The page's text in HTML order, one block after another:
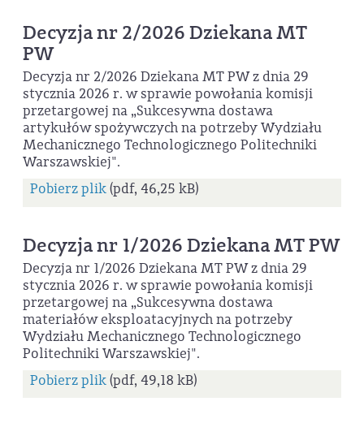
Decyzja nr 2/2026 Dziekana MT
PW
Decyzja nr 2/2026 Dziekana MT PW z dnia 29
stycznia 2026 r. w sprawie powołania komisji
przetargowej na „Sukcesywna dostawa
artykułów spożywczych na potrzeby Wydziału
Mechanicznego Technologicznego Politechniki
Warszawskiej".
Pobierz plik(pdf, 46,25 kB)
Decyzja nr 1/2026 Dziekana MT PW
Decyzja nr 1/2026 Dziekana MT PW z dnia 29
stycznia 2026 r. w sprawie powołania komisji
przetargowej na „Sukcesywna dostawa
materiałów eksploatacyjnych na potrzeby
Wydziału Mechanicznego Technologicznego
Politechniki Warszawskiej".
Pobierz plik(pdf, 49,18 kB)